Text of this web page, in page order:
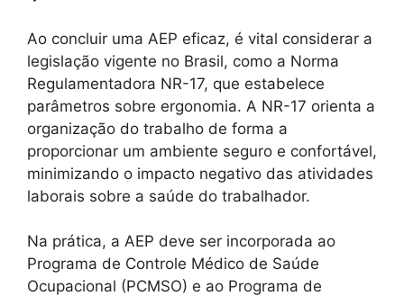
Ao concluir uma AEP eficaz, é vital considerar a
legislação vigente no Brasil, como a Norma
Regulamentadora NR-17, que estabelece
parâmetros sobre ergonomia. A NR-17 orienta a
organização do trabalho de forma a
proporcionar um ambiente seguro e confortável,
minimizando o impacto negativo das atividades
laborais sobre a saúde do trabalhador.
Na prática, a AEP deve ser incorporada ao
Programa de Controle Médico de Saúde
Ocupacional (PCMSO) e ao Programa de